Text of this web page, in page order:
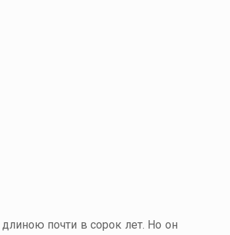
почти в сорок лет. Но он